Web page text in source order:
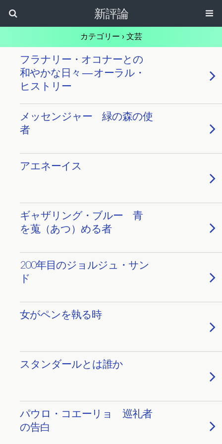
新評論
カテゴリー › 文芸
フラナリー・オコナーとの
和やかな日々 ― オーラル・
ヒストリー
メッセンジャー 緑の森の使
者
アエネーイス
ギャザリング・ブルー 青
を蒐（あつ）める者
200年目のジョルジュ・サン
ド
女がペンを執る時
スタンダールとは誰か
パウロ・コエーリョ 巡礼者
の告白